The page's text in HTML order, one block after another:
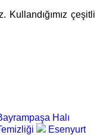
Kullandığımız çeşitli
Halı
Esenyurt